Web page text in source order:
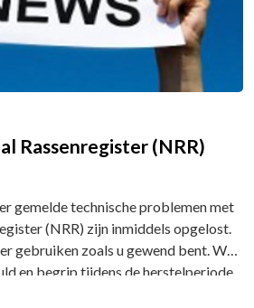
Rassenregister (NRR)
gemelde technische problemen met
(NRR) zijn inmiddels opgelost.
gebruiken zoals u gewend bent. Wij
en begrip tijdens de herstelperiode.
'herregistratie aangevraagd' nog